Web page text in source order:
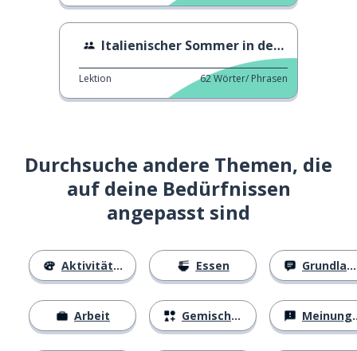
Italienischer Sommer in den 60er Jahren
Lektion 62Wörter/ Phrasen
Durchsuche andere Themen, die
auf deine Bedürfnissen
angepasst sind
Aktivitäten
Arbeit
Essen
Gemischtes
Grundlagen
Meinungen